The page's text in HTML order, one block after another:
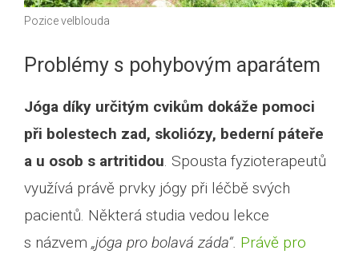
Pozice velblouda
Problémy s pohybovým aparátem
Jóga díky určitým cvikům dokáže pomoci
při bolestech zad, skoliózy, bederní páteře
a u osob s artritidou. Spousta fyzioterapeutů
využívá právě prvky jógy při léčbě svých
pacientů. Některá studia vedou lekce
s názvem „jóga pro bolavá záda“. Právě pro